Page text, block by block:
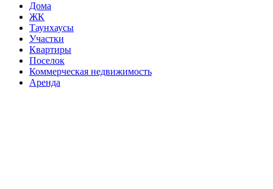
Дома
ЖК
Таунхаусы
Участки
Квартиры
Поселок
Коммерческая недвижимость
Аренда